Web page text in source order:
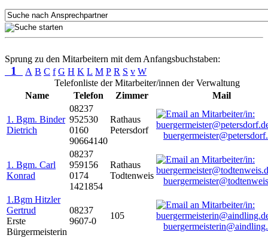
Sprung zu den Mitarbeitern mit dem Anfangsbuchstaben:
1 A B C f G H K L M P R S v W
Telefonliste der Mitarbeiter/innen der Verwaltung
Name
Telefon Zimmer Mail
1. Bgm. Binder
Dietrich
08237
952530
0160
90664140
Rathaus
Petersdorf
1. Bgm. Carl
Konrad
08237
959156
0174
1421854
Rathaus
Todtenweis
1.Bgm Hitzler
Gertrud
Erste
Bürgermeisterin
08237
9607-0
105